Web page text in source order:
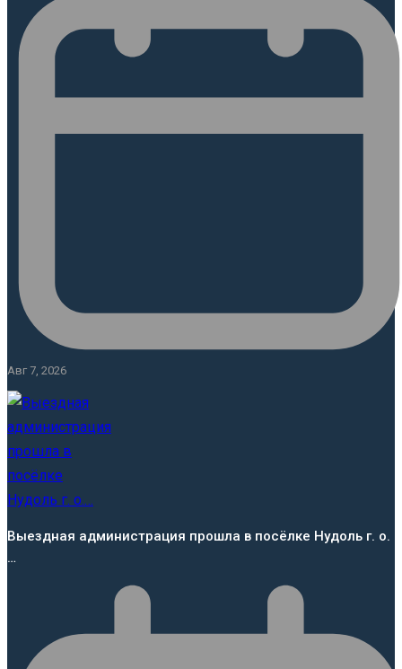
Авг 7, 2026
Выездная администрация прошла в посёлке Нудоль г. о.
…